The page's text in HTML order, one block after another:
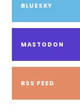
BLUESKY
MASTODON
RSS FEED